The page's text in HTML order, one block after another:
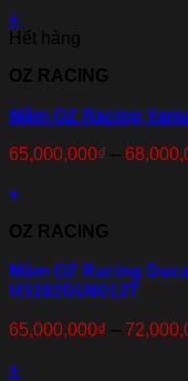
+
Hết hàng
OZ RACING
Mâm OZ Racing
65,000,000₫ –
+
OZ RACING
Mâm OZ Racing
H3102DU6012T
65,000,000₫ –
+